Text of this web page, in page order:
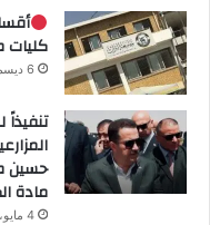
كليات
6 ديسمبر، 2021
حسين
مادة
4 مايو، 2023